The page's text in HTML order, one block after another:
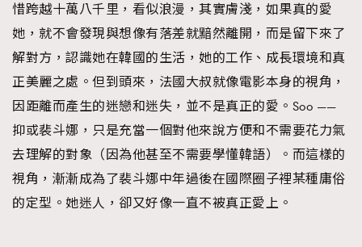
惜跨越十萬八千里，看似浪漫，其實膚淺，如果真的愛
她，就不會發現與想像有落差就黯然離開，而是留下來了
解對方，認識她在韓國的生活，她的工作、成長環境和真
正美麗之處。但到頭來，法國大叔就像電影本身的視角，
因距離而產生的迷戀和迷失，並不是真正的愛。Soo ——
抑或裴斗娜，只是充當一個對他來說方便和不需要花力氣
去理解的對象（因為他甚至不需要學懂韓語）。而這樣的
視角，漸漸成為了裴斗娜中年過後在國際圈子裡某種庸俗
的定型。她迷人，卻又好像一直不被真正愛上。